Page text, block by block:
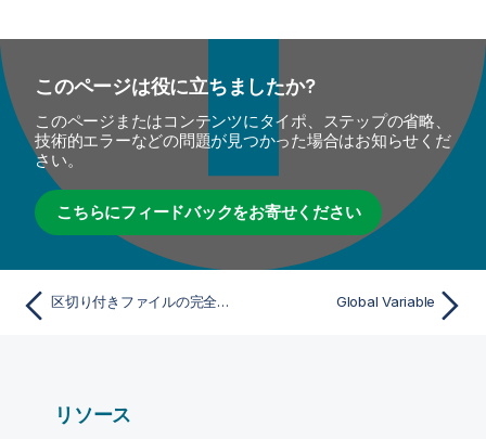
このページは役に立ちましたか?
このページまたはコンテンツにタイポ、ステップの省略、
技術的エラーなどの問題が見つかった場合はお知らせくだ
さい。
こちらにフィードバックをお寄せください
区切り付きファイルの完全な行を読み取る Global Variable
リソース